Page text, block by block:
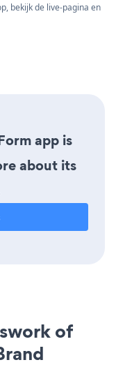
bekijk de live-pagina en
app is
about its
of